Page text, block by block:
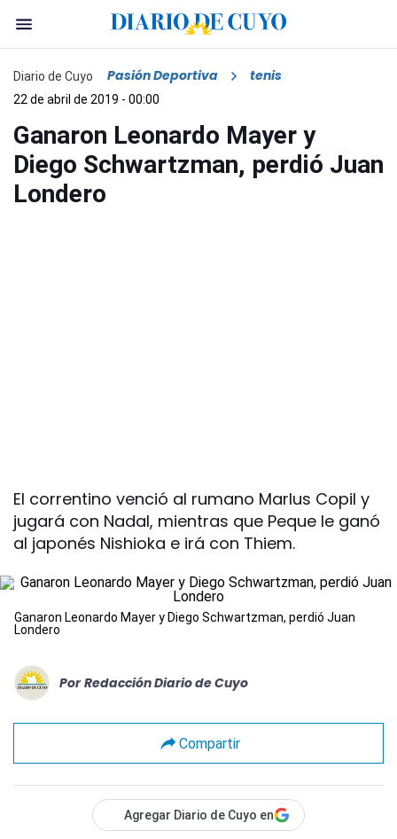
Diario de Cuyo Pasión Deportiva tenis
22 de abril de 2019 - 00:00
Ganaron Leonardo Mayer y
Diego Schwartzman, perdió Juan
Londero
El correntino venció al rumano Marlus Copil y
jugará con Nadal, mientras que Peque le ganó
al japonés Nishioka e irá con Thiem.
Ganaron Leonardo Mayer y Diego Schwartzman, perdió Juan
Londero
Por Redacción Diario de Cuyo
Compartir
Agregar Diario de Cuyo en